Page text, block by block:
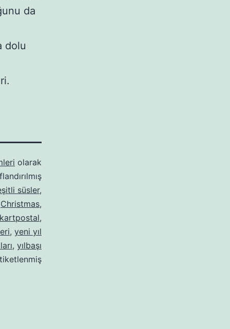
da
dolu
olarak
süsler,
Christmas,
kartpostal,
, yeni yıl
, yılbaşı